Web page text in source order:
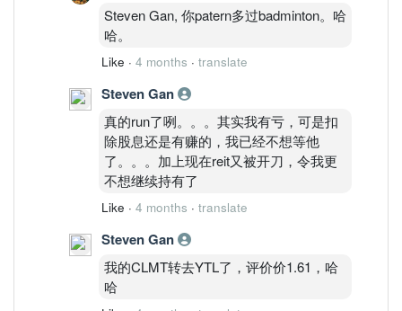
Steven Gan, 你patern多过badminton。哈
哈。
Like · 4 months · translate
Steven Gan
真的run了咧。。。其实我有亏，可是扣
除股息还是有赚的，我已经不想等他
了。。。加上现在reit又被开刀，令我更
不想继续持有了
Like · 4 months · translate
Steven Gan
我的CLMT转去YTL了，评价价1.61，哈
哈